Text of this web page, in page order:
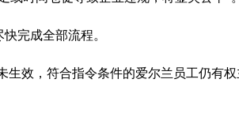
完成全部流程。
效，符合指令条件的爱尔兰员工仍有权